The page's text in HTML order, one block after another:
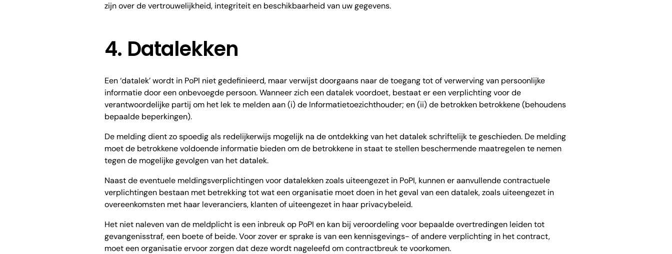
zijn over de vertrouwelijkheid, integriteit en beschikbaarheid van uw gegevens.
4. Datalekken
Een ‘datalek’ wordt in PoPI niet gedefinieerd, maar verwijst doorgaans naar de toegang tot of verwerving van persoonlijke
informatie door een onbevoegde persoon. Wanneer zich een datalek voordoet, bestaat er een verplichting voor de
verantwoordelijke partij om het lek te melden aan (i) de Informatietoezichthouder; en (ii) de betrokken betrokkene (behoudens
bepaalde beperkingen).
De melding dient zo spoedig als redelijkerwijs mogelijk na de ontdekking van het datalek schriftelijk te geschieden. De melding
moet de betrokkene voldoende informatie bieden om de betrokkene in staat te stellen beschermende maatregelen te nemen
tegen de mogelijke gevolgen van het datalek.
Naast de eventuele meldingsverplichtingen voor datalekken zoals uiteengezet in PoPI, kunnen er aanvullende contractuele
verplichtingen bestaan ​​met betrekking tot wat een organisatie moet doen in het geval van een datalek, zoals uiteengezet in
overeenkomsten met haar leveranciers, klanten of uiteengezet in haar privacybeleid.
Het niet naleven van de meldplicht is een inbreuk op PoPI en kan bij veroordeling voor bepaalde overtredingen leiden tot
gevangenisstraf, een boete of beide. Voor zover er sprake is van een kennisgevings- of andere verplichting in het contract,
moet een organisatie ervoor zorgen dat deze wordt nageleefd om contractbreuk te voorkomen.